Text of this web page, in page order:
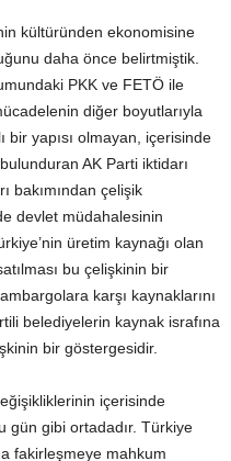
ekonomisine
daha önce belirtmiştik.
PKK ve FETÖ ile
diğer boyutlarıyla
bir yapısı olmayan, içerisinde
AK Parti iktidarı
bakımından çelişik
devlet müdahalesinin
üretim kaynağı olan
bu çelişkinin bir
karşı kaynaklarını
belediyelerin kaynak israfına
bir göstergesidir.
içerisinde
gün gibi ortadadır. Türkiye
fakirleşmeye mahkum